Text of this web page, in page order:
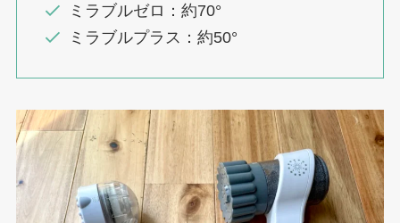
ミラブルゼロ：約70°
ミラブルプラス：約50°